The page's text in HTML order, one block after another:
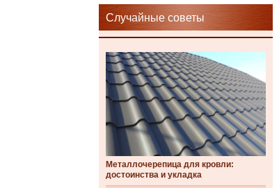
Случайные советы
Металлочерепица для кровли:
достоинства и укладка